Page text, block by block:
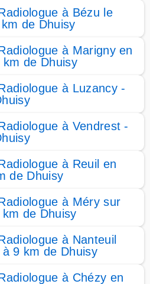
à Bézu le
de Dhuisy
à Marigny en
de Dhuisy
à Luzancy -
à Vendrest -
à Reuil en
de Dhuisy
à Méry sur
de Dhuisy
à Nanteuil
9 km de Dhuisy
à Chézy en